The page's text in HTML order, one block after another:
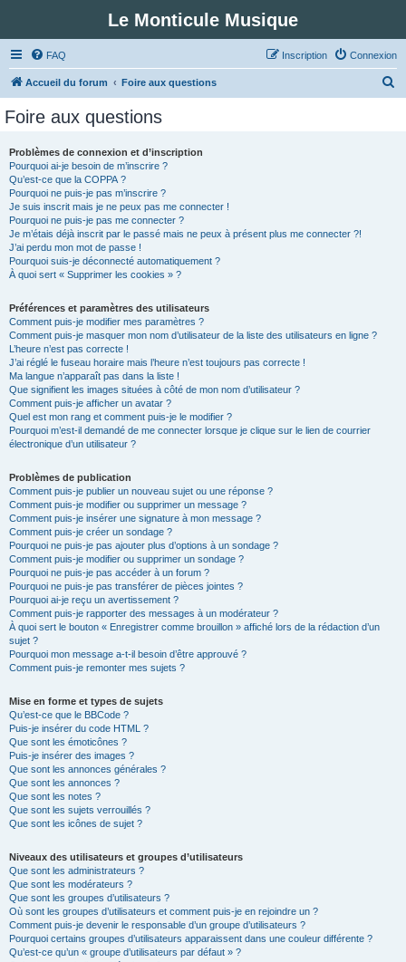
Le Monticule Musique
FAQ Connexion
Inscription
Accueil du forum Foire aux questions
Foire aux questions
Problèmes de connexion et d’inscription
Pourquoi ai-je besoin de m’inscrire ?
Qu’est-ce que la COPPA ?
Pourquoi ne puis-je pas m’inscrire ?
Je suis inscrit mais je ne peux pas me connecter !
Pourquoi ne puis-je pas me connecter ?
Je m’étais déjà inscrit par le passé mais ne peux à présent plus me connecter ?!
J’ai perdu mon mot de passe !
Pourquoi suis-je déconnecté automatiquement ?
À quoi sert « Supprimer les cookies » ?
Préférences et paramètres des utilisateurs
Comment puis-je modifier mes paramètres ?
Comment puis-je masquer mon nom d’utilisateur de la liste des utilisateurs en ligne ?
L’heure n’est pas correcte !
J’ai réglé le fuseau horaire mais l’heure n’est toujours pas correcte !
Ma langue n’apparaît pas dans la liste !
Que signifient les images situées à côté de mon nom d’utilisateur ?
Comment puis-je afficher un avatar ?
Quel est mon rang et comment puis-je le modifier ?
Pourquoi m’est-il demandé de me connecter lorsque je clique sur le lien de courrier
électronique d’un utilisateur ?
Problèmes de publication
Comment puis-je publier un nouveau sujet ou une réponse ?
Comment puis-je modifier ou supprimer un message ?
Comment puis-je insérer une signature à mon message ?
Comment puis-je créer un sondage ?
Pourquoi ne puis-je pas ajouter plus d’options à un sondage ?
Comment puis-je modifier ou supprimer un sondage ?
Pourquoi ne puis-je pas accéder à un forum ?
Pourquoi ne puis-je pas transférer de pièces jointes ?
Pourquoi ai-je reçu un avertissement ?
Comment puis-je rapporter des messages à un modérateur ?
À quoi sert le bouton « Enregistrer comme brouillon » affiché lors de la rédaction d’un
sujet ?
Pourquoi mon message a-t-il besoin d’être approuvé ?
Comment puis-je remonter mes sujets ?
Mise en forme et types de sujets
Qu’est-ce que le BBCode ?
Puis-je insérer du code HTML ?
Que sont les émoticônes ?
Puis-je insérer des images ?
Que sont les annonces générales ?
Que sont les annonces ?
Que sont les notes ?
Que sont les sujets verrouillés ?
Que sont les icônes de sujet ?
Niveaux des utilisateurs et groupes d’utilisateurs
Que sont les administrateurs ?
Que sont les modérateurs ?
Que sont les groupes d’utilisateurs ?
Où sont les groupes d’utilisateurs et comment puis-je en rejoindre un ?
Comment puis-je devenir le responsable d’un groupe d’utilisateurs ?
Pourquoi certains groupes d’utilisateurs apparaissent dans une couleur différente ?
Qu’est-ce qu’un « groupe d’utilisateurs par défaut » ?